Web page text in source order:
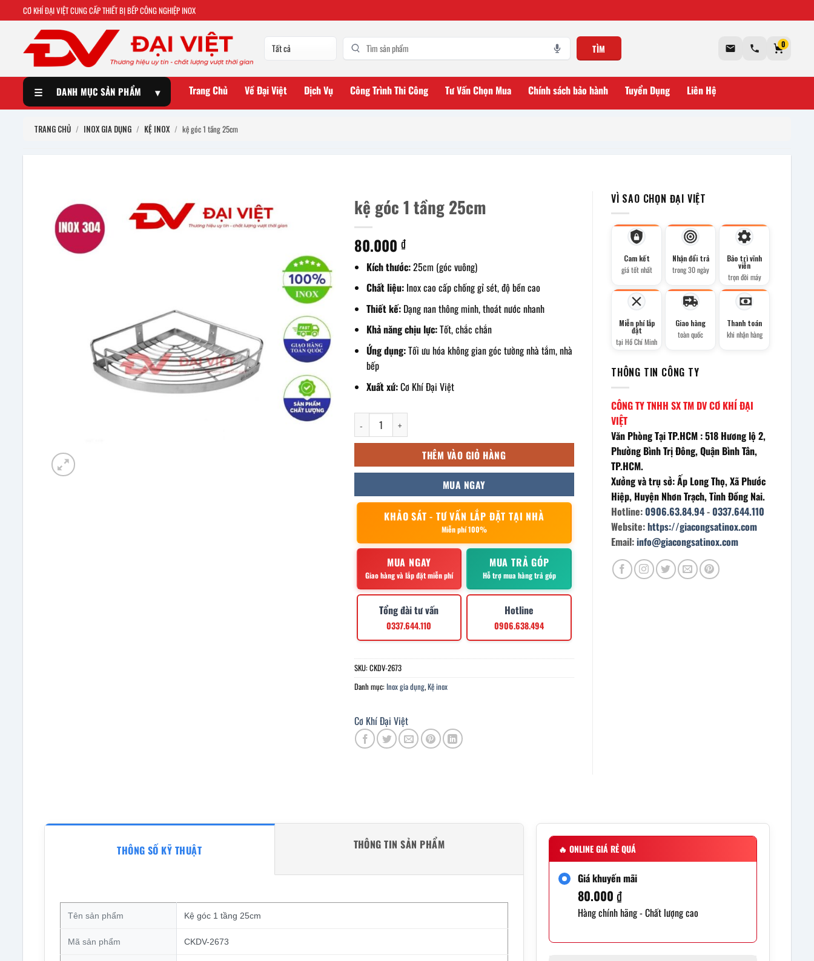
CƠ KHÍ ĐẠI VIỆT CUNG CẤP THIẾT BỊ BẾP CÔNG NGHIỆP INOX
TÌM 0
☰ DANH MỤC SẢN PHẨM ▾ Trang Chủ Về Đại Việt Dịch Vụ Công Trình Thi Công Tư Vấn Chọn Mua Chính sách bảo hành Tuyển Dụng Liên Hệ
TRANG CHỦ / INOX GIA DỤNG / KỆ INOX / kệ góc 1 tầng 25cm
kệ góc 1 tầng 25cm
80.000 ₫
Kích thước:25cm (góc vuông)
Chất liệu: Inox cao cấp chống gỉ sét, độ bền cao
Thiết kế: Dạng nan thông minh, thoát nước nhanh
Khả năng chịu lực:Tốt, chắc chắn
Ứng dụng:Tối ưu hóa không gian góc tường nhà tắm, nhà
bếp
Xuất xứ:Cơ Khí Đại Việt
kệ góc 1 tầng 25cm số lượng
THÊM VÀO GIỎ HÀNG
MUA NGAY
KHẢO SÁT - TƯ VẤN LẮP ĐẶT TẠI NHÀ
Miễn phí 100%
MUA NGAY
Giao hàng và lắp đặt miễn phí
MUA TRẢ GÓP
Hỗ trợ mua hàng trả góp
Tổng đài tư vấn
0337.644.110
Hotline
0906.638.494
SKU:CKDV-2673
Danh mục: Inox gia dụng,Kệ inox
Cơ Khí Đại Việt
VÌ SAO CHỌN ĐẠI VIỆT
Cam kết
giá tốt nhất
Nhận đổi trả
trong 30 ngày
Bảo trì vĩnh
viễn
trọn đời máy
Miễn phí lắp
đặt
tại Hồ Chí Minh
Giao hàng
toàn quốc
Thanh toán
khi nhận hàng
THÔNG TIN CÔNG TY
CÔNG TY TNHH SX TM DV CƠ KHÍ ĐẠI
VIỆT
Văn Phòng Tại TP.HCM : 518 Hương lộ 2,
Phường Bình Trị Đông, Quận Bình Tân,
TP.HCM.
Xưởng và trụ sở: Ấp Long Thọ, Xã Phước
Hiệp, Huyện Nhơn Trạch, Tỉnh Đồng Nai.
Hotline:0906.63.84.94-0337.644.110
Website:https://giacongsatinox.com
Email:info@giacongsatinox.com
THÔNG SỐ KỸ THUẬT THÔNG TIN SẢN PHẨM
Tên sản phẩm Kệ góc 1 tầng 25cm
Mã sản phẩm CKDV-2673
🔥 ONLINE GIÁ RẺ QUÁ
Giá khuyến mãi
80.000 ₫
Hàng chính hãng - Chất lượng cao